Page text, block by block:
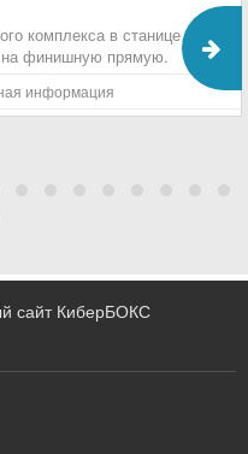
комплекса в станице
на финишную прямую.
информация
сайт КиберБОКС